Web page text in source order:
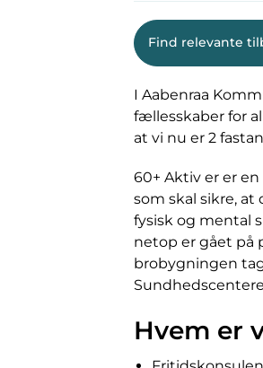
Find relevante
I Aabenraa
fællesskaber for
at vi nu er 2
60+ Aktiv er er
som skal sikre,
fysisk og mental
netop er gået på
brobygningen
Hvem er